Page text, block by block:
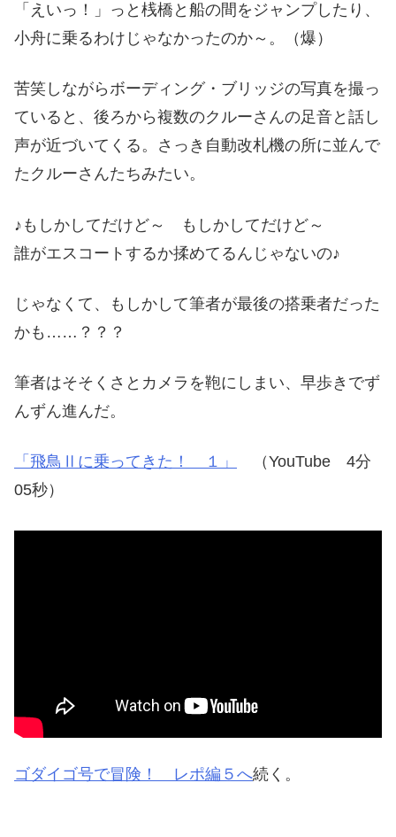
「えいっ！」っと桟橋と船の間をジャンプしたり、
小舟に乗るわけじゃなかったのか～。（爆）
苦笑しながらボーディング・ブリッジの写真を撮っ
ていると、後ろから複数のクルーさんの足音と話し
声が近づいてくる。さっき自動改札機の所に並んで
たクルーさんたちみたい。
♪もしかしてだけど～ もしかしてだけど～
誰がエスコートするか揉めてるんじゃないの♪
じゃなくて、もしかして筆者が最後の搭乗者だった
かも……？？？
筆者はそそくさとカメラを鞄にしまい、早歩きでず
んずん進んだ。
「飛鳥Ⅱに乗ってきた！ １」
（YouTube 4分
05秒）
ゴダイゴ号で冒険！ レポ編５へ続く。